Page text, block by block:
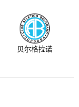
贝尔格拉诺